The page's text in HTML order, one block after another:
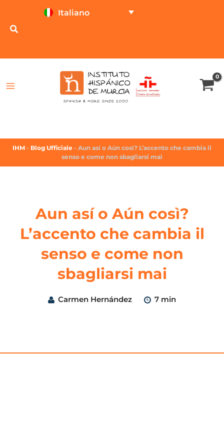
Italiano
IHM - Blog Ufficiale - Aun así o Aún così? L’accento che cambia il
senso e come non sbagliarsi mai
Aun así o Aún così?
L’accento che cambia il
senso e come non
sbagliarsi mai
Carmen Hernández 7 min